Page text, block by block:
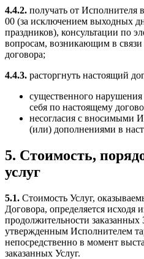
4.4.2. получать от Исполнителя
00 (за исключением выходных
праздников), консультации по
вопросам, возникающим в
договора;
4.4.3. расторгнуть настоящий
существенного
себя по настоящему
несогласия с вносимыми
(или) дополнениями в
5. Стоимость,
услуг
5.1. Стоимость Услуг,
Договора, определяется исходя
продолжительности заказанных
утвержденным Исполнителем
непосредственно в момент
заказанных Услуг.